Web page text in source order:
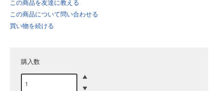
この商品を友達に教える
この商品について問い合わせる
買い物を続ける
購入数